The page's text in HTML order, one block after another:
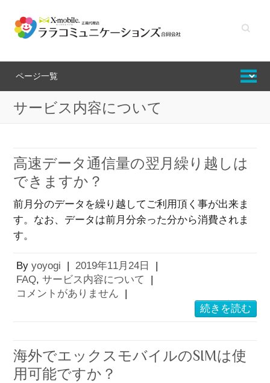
キーワ
てくだ
さい
サービス内容について
高速データ通信量の翌月繰り越しは
できますか？
前月分のデータを繰り越してご利用頂く事が出来ま
す。なお、データは前月分余った分から消費されま
す。
Byyoyogi | 2019年11月24日
|
FAQ,サービス内容について
|
コメントがありません
|
続きを読む
海外でエックスモバイルのSIMは使
用可能ですか？